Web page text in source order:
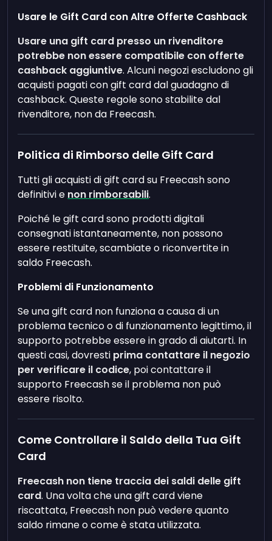
Usare le Gift Card con Altre Offerte Cashback
Usare una gift card presso un rivenditore
potrebbe non essere compatibile con offerte
cashback aggiuntive. Alcuni negozi escludono gli
acquisti pagati con gift card dal guadagno di
cashback. Queste regole sono stabilite dal
rivenditore, non da Freecash.
Politica di Rimborso delle Gift Card
Tutti gli acquisti di gift card su Freecash sono
definitivi e non rimborsabili.
Poiché le gift card sono prodotti digitali
consegnati istantaneamente, non possono
essere restituite, scambiate o riconvertite in
saldo Freecash.
Problemi di Funzionamento
Se una gift card non funziona a causa di un
problema tecnico o di funzionamento legittimo, il
supporto potrebbe essere in grado di aiutarti. In
questi casi, dovresti prima contattare il negozio
per verificare il codice, poi contattare il
supporto Freecash se il problema non può
essere risolto.
Come Controllare il Saldo della Tua Gift
Card
Freecash non tiene traccia dei saldi delle gift
card. Una volta che una gift card viene
riscattata, Freecash non può vedere quanto
saldo rimane o come è stata utilizzata.